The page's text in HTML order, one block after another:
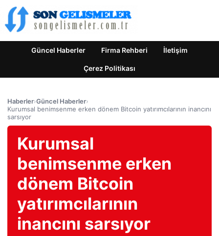
Güncel Haberler Firma Rehberi İletişim
Çerez Politikası
Haberler›Güncel Haberler›
Kurumsal benimsenme erken dönem Bitcoin yatırımcılarının inancını
sarsıyor
Kurumsal
benimsenme erken
dönem Bitcoin
yatırımcılarının
inancını sarsıyor